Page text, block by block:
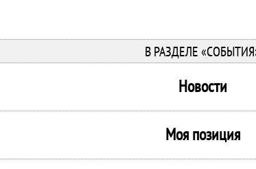
В РАЗДЕЛЕ
Новости
Моя позиция